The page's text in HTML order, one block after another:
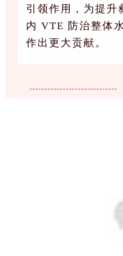
引领作用，为提升
内 VTE 防治整体
作出更大贡献。